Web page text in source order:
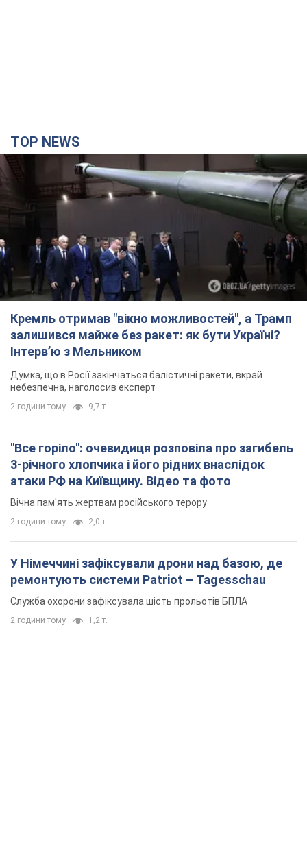
TOP NEWS
Кремль отримав "вікно можливостей", а Трамп
залишився майже без ракет: як бути Україні?
Інтерв’ю з Мельником
Думка, що в Росії закінчаться балістичні ракети, вкрай
небезпечна, наголосив експерт
2 години тому 9,7 т.
"Все горіло": очевидиця розповіла про загибель
3-річного хлопчика і його рідних внаслідок
атаки РФ на Київщину. Відео та фото
Вічна пам'ять жертвам російського терору
2 години тому 2,0 т.
У Німеччині зафіксували дрони над базою, де
ремонтують системи Patriot – Tagesschau
Служба охорони зафіксувала шість прольотів БПЛА
2 години тому 1,2 т.